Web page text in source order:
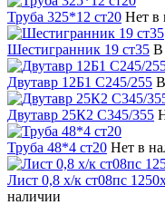
Труба 325*12 ст20 Нет в
Шестигранник 19 ст35 В
Двутавр 12Б1 С245/255
Двутавр 25К2 С345/355
Труба 48*4 ст20 Нет в
Лист 0,8 х/к ст08пс
наличии